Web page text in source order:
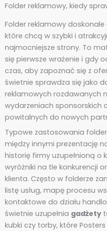
Folder reklamowy, kiedy
Folder reklamowy
które chcą w szybki i
najmocniejsze strony. To
się pierwsze wrażenie i gdy
czas, aby zapoznać się z
świetnie sprawdza się jako
reklamowych rozdawanych
wydarzeniach sponsorskich
powitalnych do nowych
Typowe zastosowania
między innymi prezentację
historię firmy uzupełnioną o
wyróżniki na tle konkurencji
klienta. Często w folderze
listę usług, mapę procesu
kontaktowe do działu
świetnie uzupełnia gadżety
kubki czy torby, które